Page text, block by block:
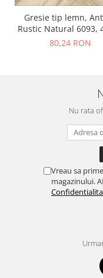
Gresie tip lemn,
Rustic Natural 6093,
cm, portelanata, bej,
80,24 RON
Nu rata
Vreau sa
magazinului.